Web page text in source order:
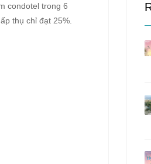
condotel trong 6
thụ chỉ đạt 25%.